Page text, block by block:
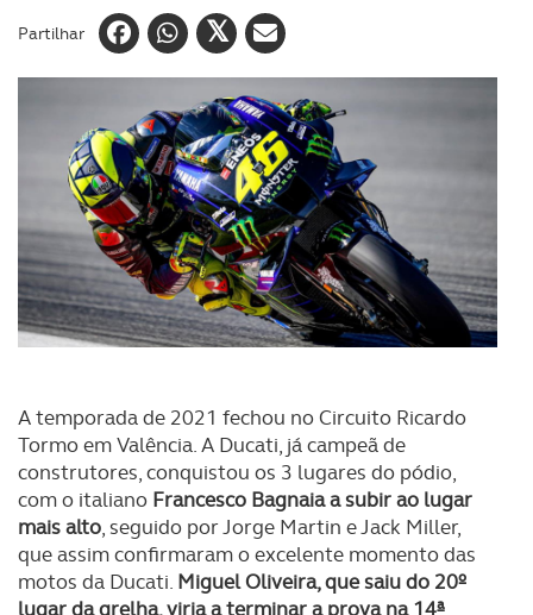
Partilhar
A temporada de 2021 fechou no Circuito Ricardo
Tormo em Valência. A Ducati, já campeã de
construtores, conquistou os 3 lugares do pódio,
com o italiano Francesco Bagnaia a subir ao lugar
mais alto, seguido por Jorge Martin e Jack Miller,
que assim confirmaram o excelente momento das
motos da Ducati. Miguel Oliveira, que saiu do 20º
lugar da grelha, viria a terminar a prova na 14ª